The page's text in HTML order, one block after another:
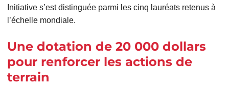
Initiative s’est distinguée parmi les cinq lauréats retenus à
l’échelle mondiale.
Une dotation de 20 000 dollars
pour renforcer les actions de
terrain